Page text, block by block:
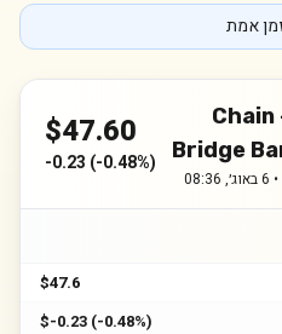
Chain
Bridge
6 באוג׳, 08:36
$47.60
-0.23 (-0.48%)
$47.6
$-0.23 (-0.48%)